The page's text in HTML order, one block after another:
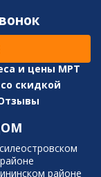
и цены МРТ
скидкой
районе
районе